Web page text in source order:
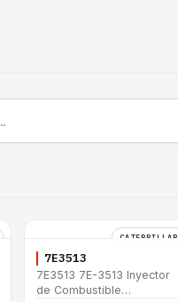
CATERPILLAR
7E3513
7E3513 7E-3513 Inyector
de Combustible